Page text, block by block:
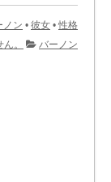
ノン • 彼女 • 性格
。 バーノン